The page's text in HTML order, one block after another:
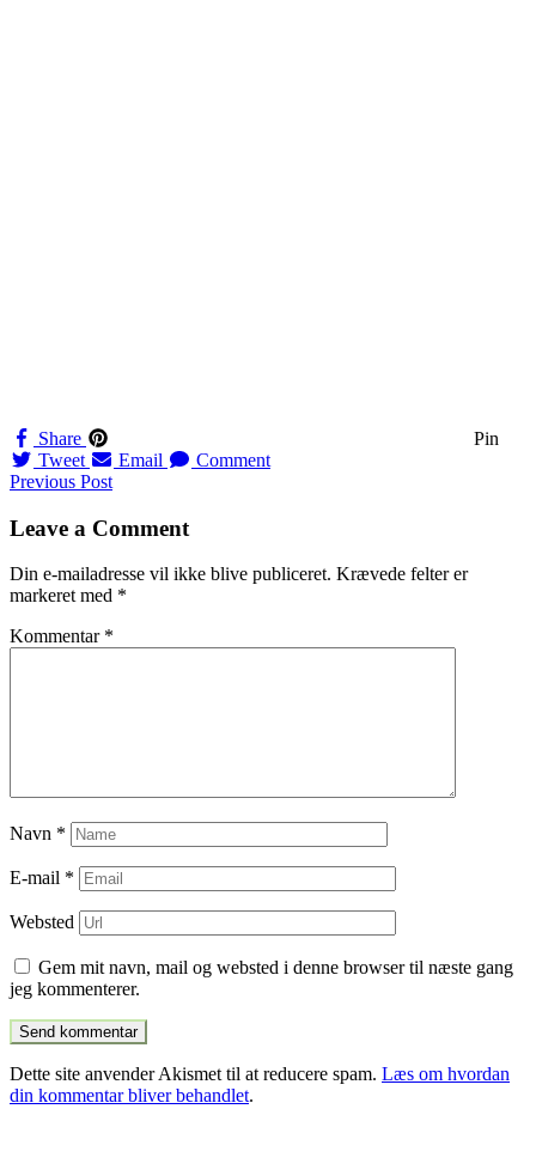
Share
Pin
Tweet
Email Comment
Navigation
til
Previous Post
Leave a Comment
Din e-mailadresse vil ikke blive publiceret. Krævede felter er
markeret med *
Kommentar *
Navn *
E-mail *
Websted
Gem mit navn, mail og websted i denne browser til næste gang
jeg kommenterer.
Dette site anvender Akismet til at reducere spam. Læs om hvordan
din kommentar bliver behandlet.